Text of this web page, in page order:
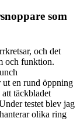
som
och det
och funktion.
ut en rund öppning
täckbladet
testet blev jag
olika ring